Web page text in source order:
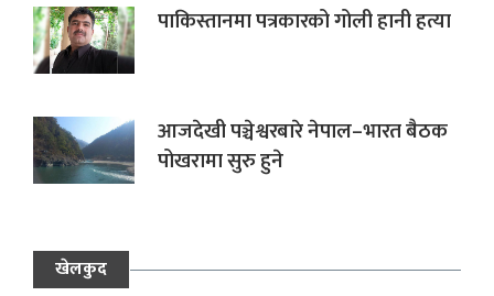
पाकिस्तानमा पत्रकारको गोली हानी हत्या
आजदेखी पञ्चेश्वरबारे नेपाल–भारत बैठक
पोखरामा सुरु हुने
खेलकुद